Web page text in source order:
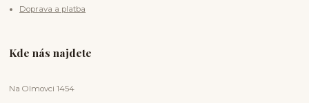
Doprava a platba
Kde nás najdete
Na Olmovci 1454